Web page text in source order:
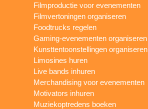
Filmproductie voor evenementen
Filmvertoningen organiseren
Foodtrucks regelen
Gaming-evenementen organiseren
Kunsttentoonstellingen organiseren
Limosines huren
Live bands inhuren
Merchandising voor evenementen
Motivators inhuren
Muziekoptredens boeken